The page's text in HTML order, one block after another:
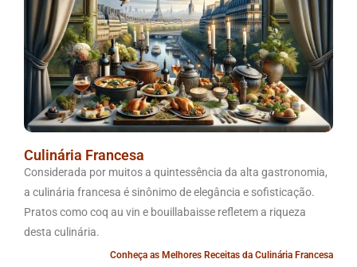
Culinária Francesa
Considerada por muitos a quintessência da alta gastronomia,
a culinária francesa é sinônimo de elegância e sofisticação.
Pratos como coq au vin e bouillabaisse refletem a riqueza
desta culinária.
Conheça as Melhores Receitas da Culinária Francesa